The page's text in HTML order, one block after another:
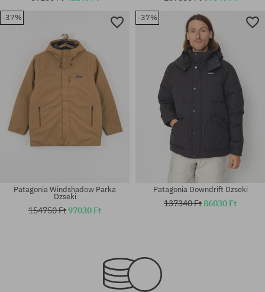
Elérhető méretek:
Elérhető méretek:
M; L; XL
-37%
Patagonia Windshadow Parka
Dzseki
154750 Ft97030 Ft
-37%
Patagonia Downdrift Dzseki
137340 Ft86030 Ft